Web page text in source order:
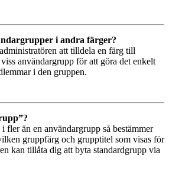
i andra färger?
att tilldela en färg till
användargrupp för att göra det enkelt
i den gruppen.
fler än en användargrupp så bestämmer
gruppfärg och grupptitel som visas för
kan tillåta dig att byta standardgrupp via